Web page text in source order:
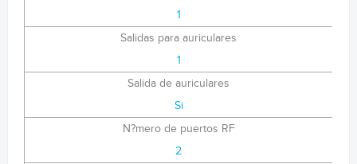
1
Salidas para auriculares
1
Salida de auriculares
Si
N?mero de puertos RF
2